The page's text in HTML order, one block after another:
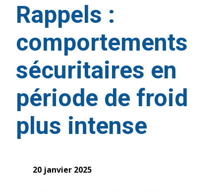
Rappels :
comportements
sécuritaires en
période de froid
plus intense
20 janvier 2025